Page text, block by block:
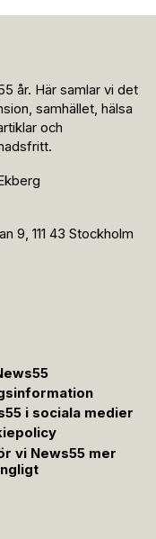
år. Här samlar vi det
samhället, hälsa
och
9, 111 43 Stockholm
i sociala medier
vi News55 mer